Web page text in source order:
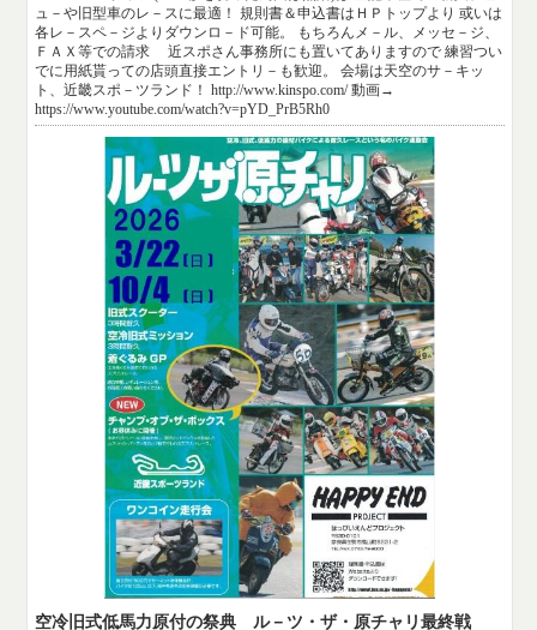
ュ－や旧型車のレ－スに最適！ 規則書＆申込書はＨＰトップより 或いは
各レ－スペ－ジよりダウンロ－ド可能。 もちろんメ－ル、メッセ－ジ、
ＦＡＸ等での請求 近スポさん事務所にも置いてありますので 練習つい
でに用紙貰っての店頭直接エントリ－も歓迎。 会場は天空のサ－キッ
ト、近畿スポ－ツランド！ http://www.kinspo.com/ 動画→
https://www.youtube.com/watch?v=pYD_PrB5Rh0
空冷旧式低馬力原付の祭典 ル－ツ・ザ・原チャリ最終戦